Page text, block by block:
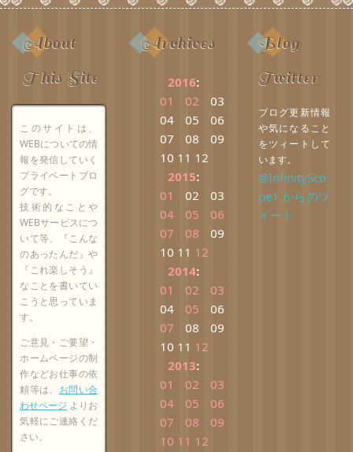
About
This Site
このサイトは、
WEBについての情
報を発信していく
プライベートブロ
グです。
技術的なことや
WEBサービスにつ
いて等、『こんな
のあったんだ』や
『これ楽しそう』
なことを書いてい
こうと思っていま
す。
ご意見・ご要望・
ホームページの制
作などお仕事の依
頼等は、 お問い合
わせページ よりお
気軽にご連絡くだ
さい。
Archives
2016:
01
02
03
04
05
06
07
08
09
10 11 12
2015:
01
02
03
04
05
06
07
08
09
10 11 12
2014:
01
02
03
04
05
06
07
08
09
10 11 12
2013:
01
02
03
04
05
06
07
08
09
10 11 12
Blog
Twitter
ブログ更新情報
や気になること
をツィートして
います。
@InfinitySco
pe1 からのツ
イート